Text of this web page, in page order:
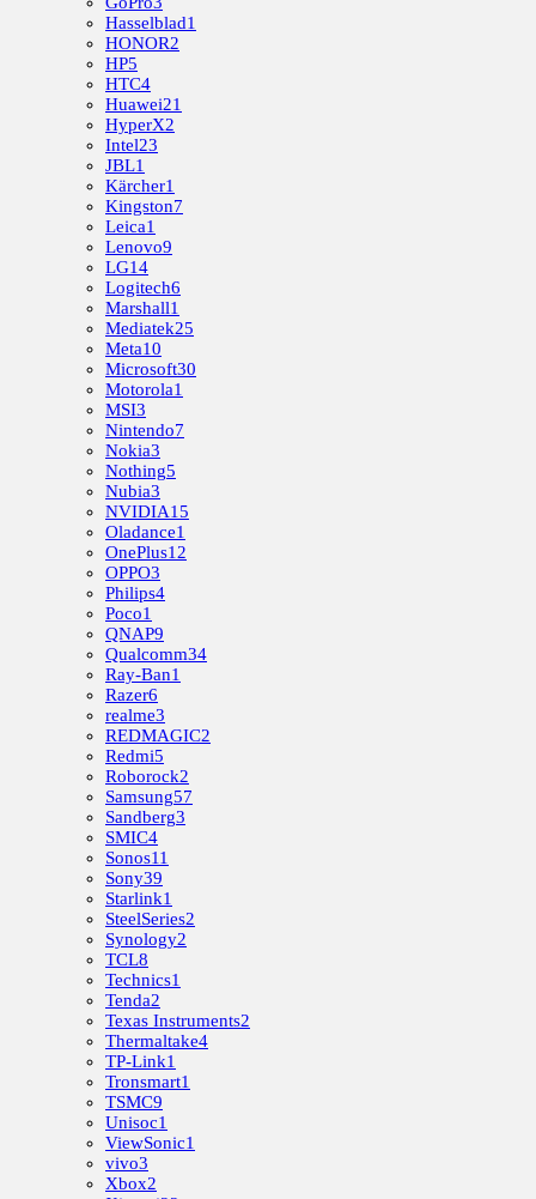
Hasselblad1
HONOR2
HP5
HTC4
Huawei21
HyperX2
Intel23
JBL1
Kärcher1
Kingston7
Leica1
Lenovo9
LG14
Logitech6
Marshall1
Mediatek25
Meta10
Microsoft30
Motorola1
MSI3
Nintendo7
Nokia3
Nothing5
Nubia3
NVIDIA15
Oladance1
OnePlus12
OPPO3
Philips4
Poco1
QNAP9
Qualcomm34
Ray-Ban1
Razer6
realme3
REDMAGIC2
Redmi5
Roborock2
Samsung57
Sandberg3
SMIC4
Sonos11
Sony39
Starlink1
SteelSeries2
Synology2
TCL8
Technics1
Tenda2
Texas Instruments2
Thermaltake4
TP-Link1
Tronsmart1
TSMC9
Unisoc1
ViewSonic1
vivo3
Xbox2